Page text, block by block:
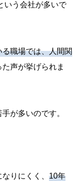
いう会社が多いで
職場では、人間関
声が挙げられま
が多いのです。
りにくく、 10年